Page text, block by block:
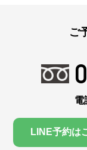
ご
電
LINE予約は